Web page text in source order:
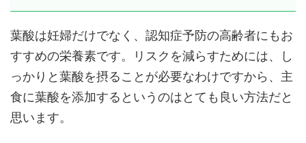
葉酸は妊婦だけでなく、認知症予防の高齢者にもお
すすめの栄養素です。リスクを減らすためには、し
っかりと葉酸を摂ることが必要なわけですから、主
食に葉酸を添加するというのはとても良い方法だと
思います。